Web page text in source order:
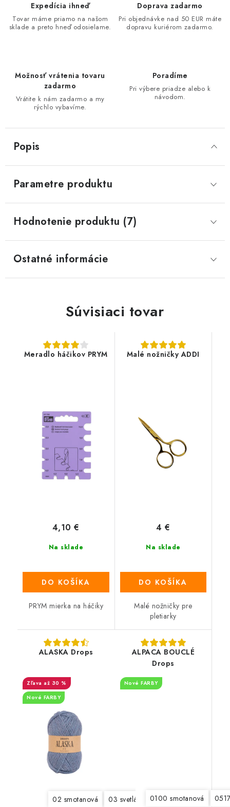
Expedícia ihneď
Tovar máme priamo na našom
sklade a preto hneď odosielame.
Doprava zadarmo
Pri objednávke nad 50 EUR máte
dopravu kuriérom zadarmo.
Možnosť vrátenia tovaru
zadarmo
Vrátite k nám zadarmo a my
rýchlo vybavíme.
Poradíme
Pri výbere priadze alebo k
návodom.
Popis
Parametre produktu
Hodnotenie produktu (7)
Ostatné informácie
Súvisiaci tovar
Meradlo háčikov PRYM
Na sklade
4,10 €
DO KOŠÍKA
PRYM mierka na háčiky
Malé nožničky ADDI
Na sklade
4 €
DO KOŠÍKA
Malé nožničky pre
pletiarky
ALASKA Drops
až 30 %
Nové FARBY
02 smotanová 03 svetlá šedá 04 šedá 05
ALPACA BOUCLÉ
Drops
Nové FARBY
0100 smotanová